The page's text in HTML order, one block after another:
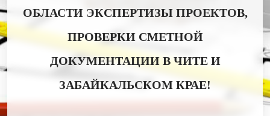
ОБЛАСТИ ЭКСПЕРТИЗЫ ПРОЕКТОВ,
ПРОВЕРКИ СМЕТНОЙ
ДОКУМЕНТАЦИИ В ЧИТЕ И
ЗАБАЙКАЛЬСКОМ КРАЕ!